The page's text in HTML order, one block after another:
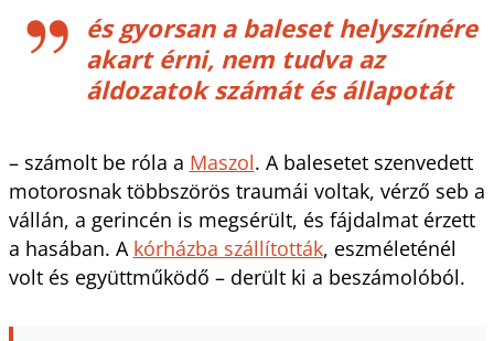
és gyorsan a baleset helyszínére
akart érni, nem tudva az
áldozatok számát és állapotát
– számolt be róla a Maszol. A balesetet szenvedett
motorosnak többszörös traumái voltak, vérző seb a
vállán, a gerincén is megsérült, és fájdalmat érzett
a hasában. A kórházba szállították, eszméleténél
volt és együttműködő – derült ki a beszámolóból.